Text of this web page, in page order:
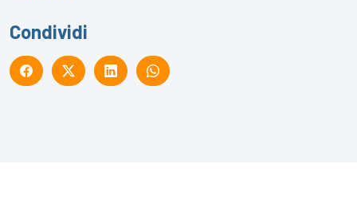
Condividi